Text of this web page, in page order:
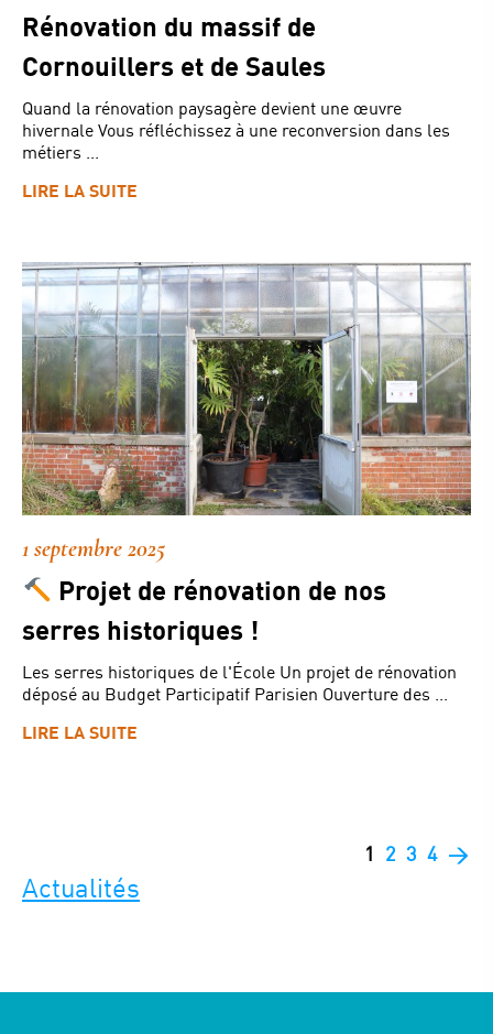
Rénovation du massif de
Cornouillers et de Saules
Quand la rénovation paysagère devient une œuvre
hivernale Vous réfléchissez à une reconversion dans les
métiers ...
LIRE LA SUITE
1 septembre 2025
Projet de rénovation de nos
serres historiques !
Les serres historiques de l'École Un projet de rénovation
déposé au Budget Participatif Parisien Ouverture des ...
LIRE LA SUITE
1 2 3 4 >
Actualités